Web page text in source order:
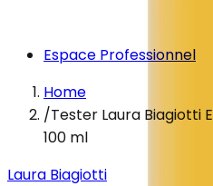
Espace Professionnel
Home
/Tester Laura Biagiotti
100 ml
Laura Biagiotti